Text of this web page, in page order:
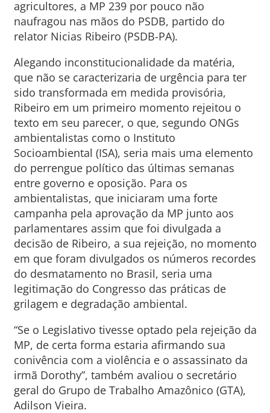
agricultores, a MP 239 por pouco não
naufragou nas mãos do PSDB, partido do
relator Nicias Ribeiro (PSDB-PA).
Alegando inconstitucionalidade da matéria,
que não se caracterizaria de urgência para ter
sido transformada em medida provisória,
Ribeiro em um primeiro momento rejeitou o
texto em seu parecer, o que, segundo ONGs
ambientalistas como o Instituto
Socioambiental (ISA), seria mais uma elemento
do perrengue político das últimas semanas
entre governo e oposição. Para os
ambientalistas, que iniciaram uma forte
campanha pela aprovação da MP junto aos
parlamentares assim que foi divulgada a
decisão de Ribeiro, a sua rejeição, no momento
em que foram divulgados os números recordes
do desmatamento no Brasil, seria uma
legitimação do Congresso das práticas de
grilagem e degradação ambiental.
“Se o Legislativo tivesse optado pela rejeição da
MP, de certa forma estaria afirmando sua
conivência com a violência e o assassinato da
irmã Dorothy”, também avaliou o secretário
geral do Grupo de Trabalho Amazônico (GTA),
Adilson Vieira.